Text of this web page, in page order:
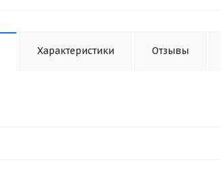
Характеристики Отзывы